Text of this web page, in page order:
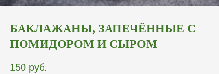
БАКЛАЖАНЫ, ЗАПЕЧЁННЫЕ С
ПОМИДОРОМ И СЫРОМ
150 руб.